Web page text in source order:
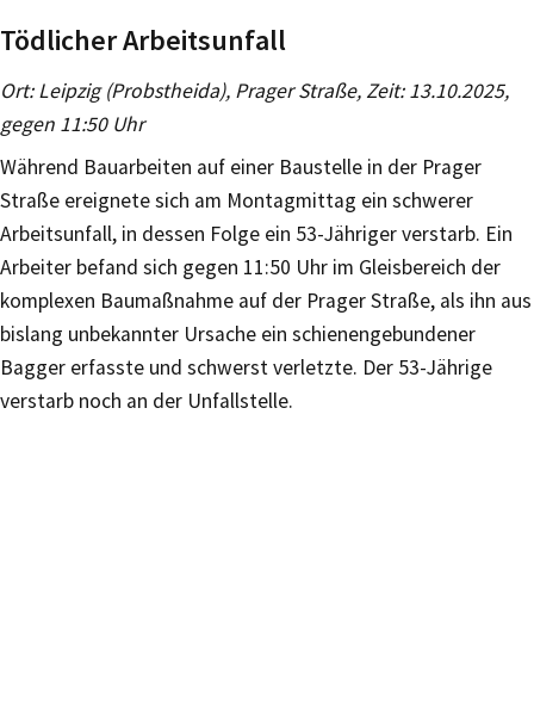
Tödlicher Arbeitsunfall
Ort: Leipzig (Probstheida), Prager Straße, Zeit: 13.10.2025,
gegen 11:50 Uhr
Während Bauarbeiten auf einer Baustelle in der Prager
Straße ereignete sich am Montagmittag ein schwerer
Arbeitsunfall, in dessen Folge ein 53-Jähriger verstarb. Ein
Arbeiter befand sich gegen 11:50 Uhr im Gleisbereich der
komplexen Baumaßnahme auf der Prager Straße, als ihn aus
bislang unbekannter Ursache ein schienengebundener
Bagger erfasste und schwerst verletzte. Der 53-Jährige
verstarb noch an der Unfallstelle.